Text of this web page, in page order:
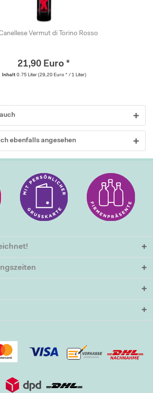
Vermut di Torino Rosso
21,90 Euro *
Inhalt 0.75 Liter (29,20 Euro * / 1 Liter)
ebenfalls angesehen